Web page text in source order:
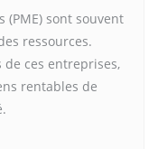
(PME) sont souvent
ressources.
ces entreprises,
rentables de